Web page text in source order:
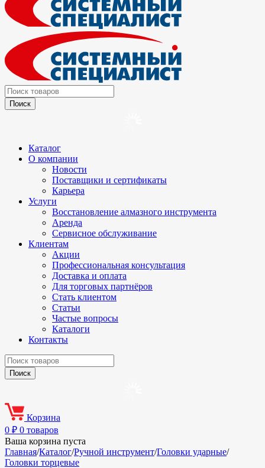
Каталог
О компании
Новости
Поставщики и сертификаты
Карьера
Услуги
Восстановление алмазного инструмента
Аренда
Сервисное обслуживание
Клиентам
Акции
Профессиональная консультация
Доставка и оплата
Для торговых партнёров
Стать клиентом
Статьи
Частые вопросы
Каталоги
Контакты
Корзина
0 ₽ 0 товаров
Ваша корзина пуста
Главная/Каталог/Ручной инструмент/Головки ударные/
Головки торцевые